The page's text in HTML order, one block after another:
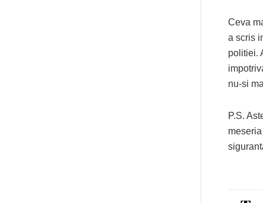
Ceva
a scris
politiei.
nu-si
P.S.